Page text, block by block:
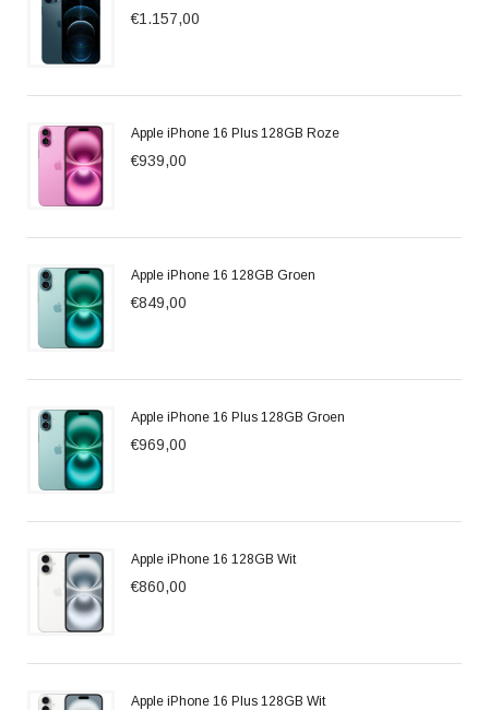
€1.157,00
Apple iPhone 16 Plus 128GB Roze
€939,00
Apple iPhone 16 128GB Groen
€849,00
Apple iPhone 16 Plus 128GB Groen
€969,00
Apple iPhone 16 128GB Wit
€860,00
Apple iPhone 16 Plus 128GB Wit